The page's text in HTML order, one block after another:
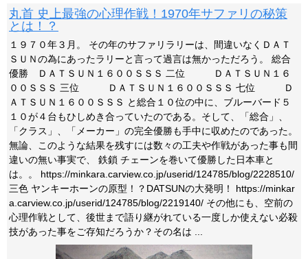
丸首 史上最強の心理作戦！1970年サファリの秘策
とは！？
１９７０年３月。 その年のサファリラリーは、間違いなくＤＡＴ
ＳＵＮの為にあったラリーと言って過言は無かっただろう。 総合
優勝 ＤＡＴＳＵＮ１６００ＳＳＳ 二位 ＤＡＴＳＵＮ１６
００ＳＳＳ 三位 ＤＡＴＳＵＮ１６００ＳＳＳ 七位 Ｄ
ＡＴＳＵＮ１６００ＳＳＳ と総合１０位の中に、ブルーバード５
１０が４台もひしめき合っていたのである。そして、「総合」、
「クラス」、「メーカー」の完全優勝も手中に収めたのであった。
無論、このような結果を残すには数々の工夫や作戦があった事も間
違いの無い事実で、 鉄鎖 チェーンを巻いて優勝した日本車と
は。。 https://minkara.carview.co.jp/userid/124785/blog/2228510/
三色 ヤンキーホーンの原型！？DATSUNの大発明！ https://minkar
a.carview.co.jp/userid/124785/blog/2219140/ その他にも、空前の
心理作戦として、後世まで語り継がれている一度しか使えない必殺
技があった事をご存知だろうか？その名は ...